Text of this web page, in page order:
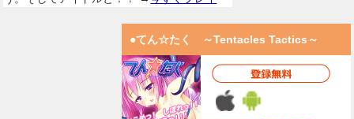
●てん☆たく ～Tentacles Tactics～